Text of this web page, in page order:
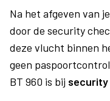
Na het afgeven van
door de security
deze vlucht binnen
geen
BT 960 is bij security